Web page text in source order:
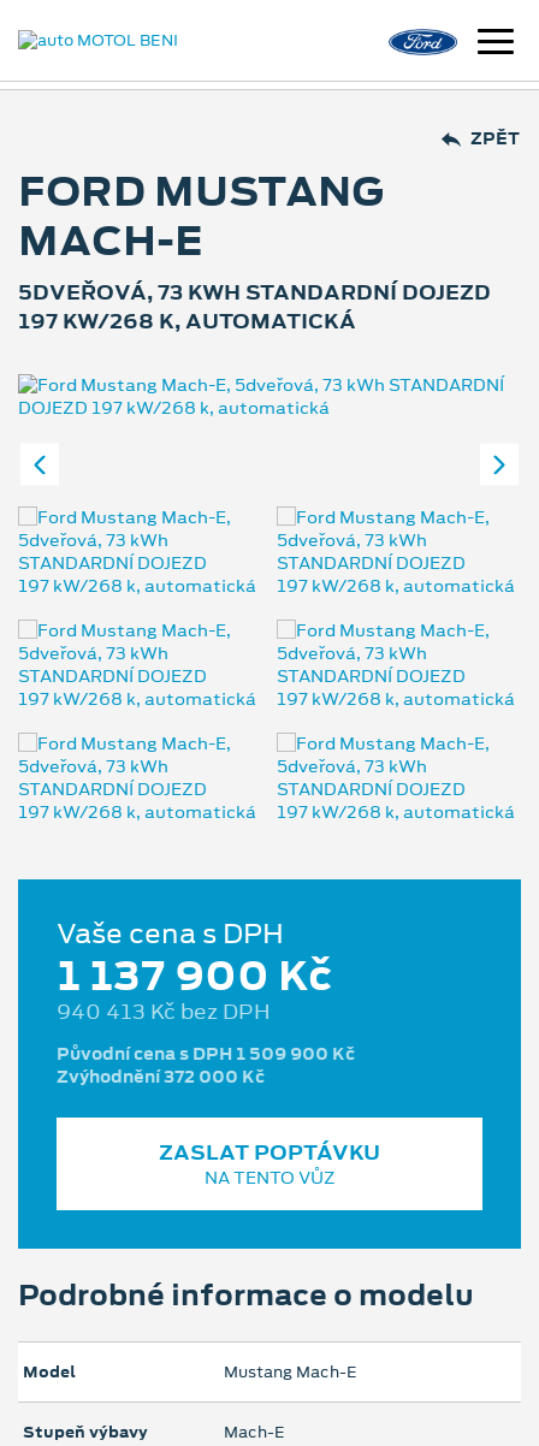
ZPĚT
FORD MUSTANG
MACH-E
5DVEŘOVÁ, 73 KWH STANDARDNÍ DOJEZD
197 KW/268 K, AUTOMATICKÁ
Vaše cena s DPH
1 137 900 Kč
940 413 Kč bez DPH
Původní cena s DPH 1 509 900 Kč
Zvýhodnění 372 000 Kč
ZASLAT POPTÁVKU
NA TENTO VŮZ
Podrobné informace o modelu
Model Mustang Mach‑E
Stupeň výbavy Mach-E